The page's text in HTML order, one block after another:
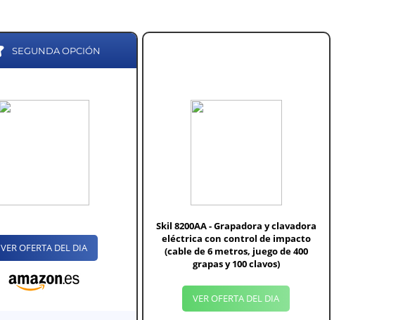
SEGUNDA OPCIÓN
VER OFERTA DEL DIA
Skil 8200AA - Grapadora y clavadora
eléctrica con control de impacto
(cable de 6 metros, juego de 400
grapas y 100 clavos)
VER OFERTA DEL DIA